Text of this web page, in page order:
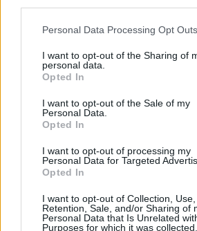
Please note that this website/app uses
not limited to your visit or usage
grant or deny consent to Google and its
use your data for below specified
consent section.
Personal Data Processing Opt Outs
I want to opt-out of the Sharing of
personal data.
Opted In
I want to opt-out of the Sale of my
Personal Data.
Opted In
I want to opt-out of processing my
Personal Data for Targeted
Opted In
I want to opt-out of Collection, Use,
Retention, Sale, and/or Sharing of
Personal Data that Is Unrelated
Purposes for which it was collected.
το πρώτο αφορά την
2002-2014, με σταθερό
0,45%επί των συντάξιμων
το δεύτερο βασίζεται στις
συνταξιοδότηση.
Ενδεικτικά ποσά